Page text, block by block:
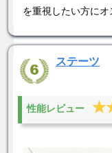
を重視したい方にオ
ステーツ
性能レビュー